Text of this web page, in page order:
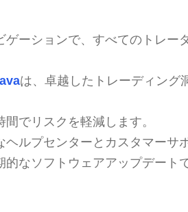
ゲーションで、すべてのトレー
は、卓越したトレーディング
でリスクを軽減します。
ヘルプセンターとカスタマーサ
的なソフトウェアアップデート